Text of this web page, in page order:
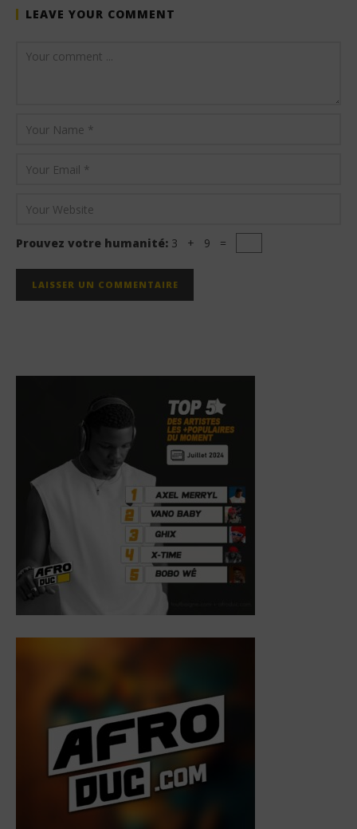
LEAVE YOUR COMMENT
Prouvez votre humanité: 3 + 9 =